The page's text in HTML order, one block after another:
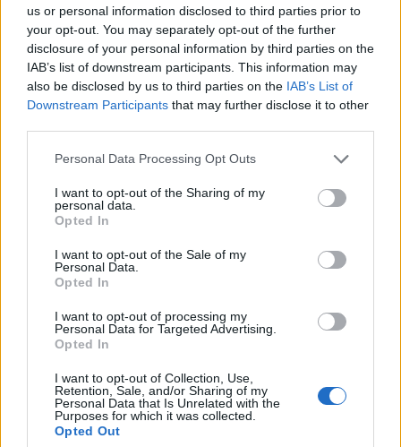
us or personal information disclosed to third parties prior to
your opt-out. You may separately opt-out of the further
disclosure of your personal information by third parties on the
IAB’s list of downstream participants. This information may
also be disclosed by us to third parties on the IAB’s List of
Downstream Participants that may further disclose it to other
Personal Data Processing Opt Outs
I want to opt-out of the Sharing of my
personal data.
Opted In
I want to opt-out of the Sale of my
Personal Data.
Opted In
I want to opt-out of processing my
Personal Data for Targeted Advertising.
Opted In
I want to opt-out of Collection, Use,
Retention, Sale, and/or Sharing of my
Personal Data that Is Unrelated with the
Purposes for which it was collected.
Opted Out
találkozójának időpontját, amikor a Fox News
kamerái előtt november 8-i washingtoni
látogatásáról beszélt - írja a Telex.
Budapest Economic Forum 2026Átalakulóban a magyar
magyar kormány és mivel néz szembe a nemzetközi
környezetben? Ez lesz a Portfolio idei kiemelt
gazdaságpolitikai konferenciájának legfontosabb
témája.Információ és jelentkezésA magyar kormányfő és
az amerikai elnök közötti...
KEDVES OLVASÓNK!
A keresett cikk a portfolio.hu hírarchívumához
regisztrációhoz kötött.
Az előfizetés a következőket tartalmazza:
Portfolio.hu teljes cikkarchívum